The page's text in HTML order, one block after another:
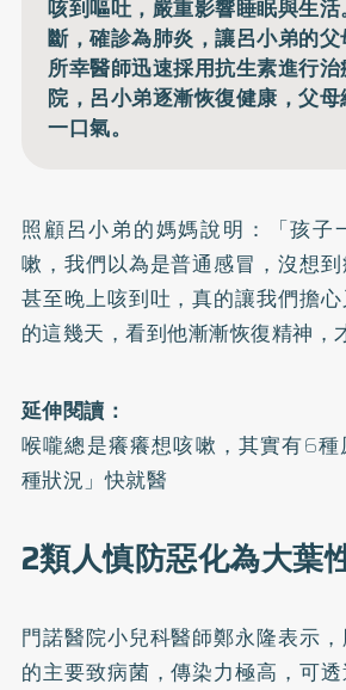
咳到嘔吐，嚴重影響睡眠與生
斷，確診為肺炎，讓呂小弟的父
所幸醫師迅速採用抗生素進行
院，呂小弟逐漸恢復健康，父
一口氣。
照顧呂小弟的媽媽說明：「孩子
嗽，我們以為是普通感冒，沒想到
甚至晚上咳到吐，真的讓我們擔
的這幾天，看到他漸漸恢復精神，
延伸閱讀：
喉嚨總是癢癢想咳嗽，其實有6
種狀況」快就醫
2類人慎防惡化為大葉
門諾醫院小兒科醫師鄭永隆表示，
的主要致病菌，傳染力極高，可